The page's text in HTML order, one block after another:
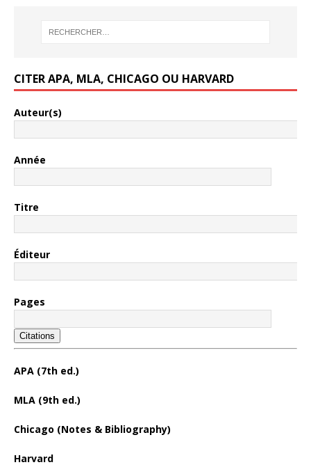
CITER APA, MLA, CHICAGO OU HARVARD
Auteur(s)
Année
Titre
Éditeur
Pages
Citations
APA (7th ed.)
MLA (9th ed.)
Chicago (Notes & Bibliography)
Harvard